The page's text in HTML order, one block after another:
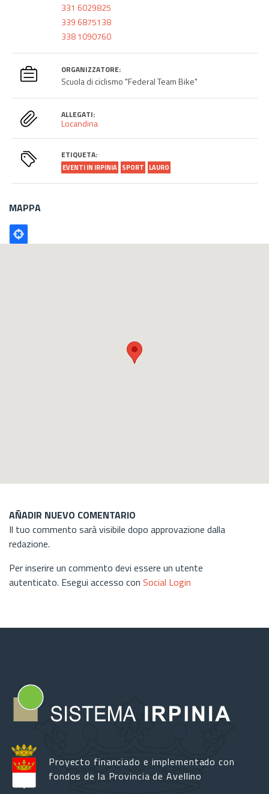
331 6029825
339 6875138
338 1090760
ORGANIZZATORE:
Scuola di ciclismo "Federal Team Bike"
ALLEGATI:
Locandina
ETIQUETA:
EVENTI IN IRPINIA SPORT LAURO
MAPPA
Poligono
GEO
AÑADIR NUEVO COMENTARIO
Il tuo commento sarà visibile dopo approvazione dalla
redazione.
Per inserire un commento devi essere un utente
autenticato. Esegui accesso con Social Login
Proyecto financiado e implementado con
fondos de la Provincia de Avellino